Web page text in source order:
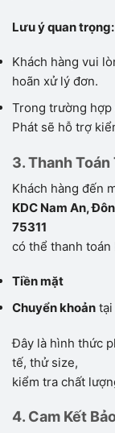
Lưu ý quan trọng:
Khách hàng vui
hoãn xử lý đơn.
Trong trường hợp
Phát sẽ hỗ trợ
3. Thanh
Khách hàng đến
KDC Nam An,
75311
có thể thanh toán
Tiền mặt
Chuyển khoản tại
Đây là hình thức
tế, thử size,
kiểm tra chất
4. Cam Kết